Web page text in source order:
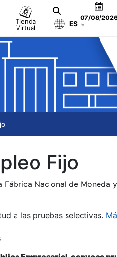
Tienda
Virtual
07/08/2026
ES
Fijo
Nacional de Moneda
a las pruebas selectivas.